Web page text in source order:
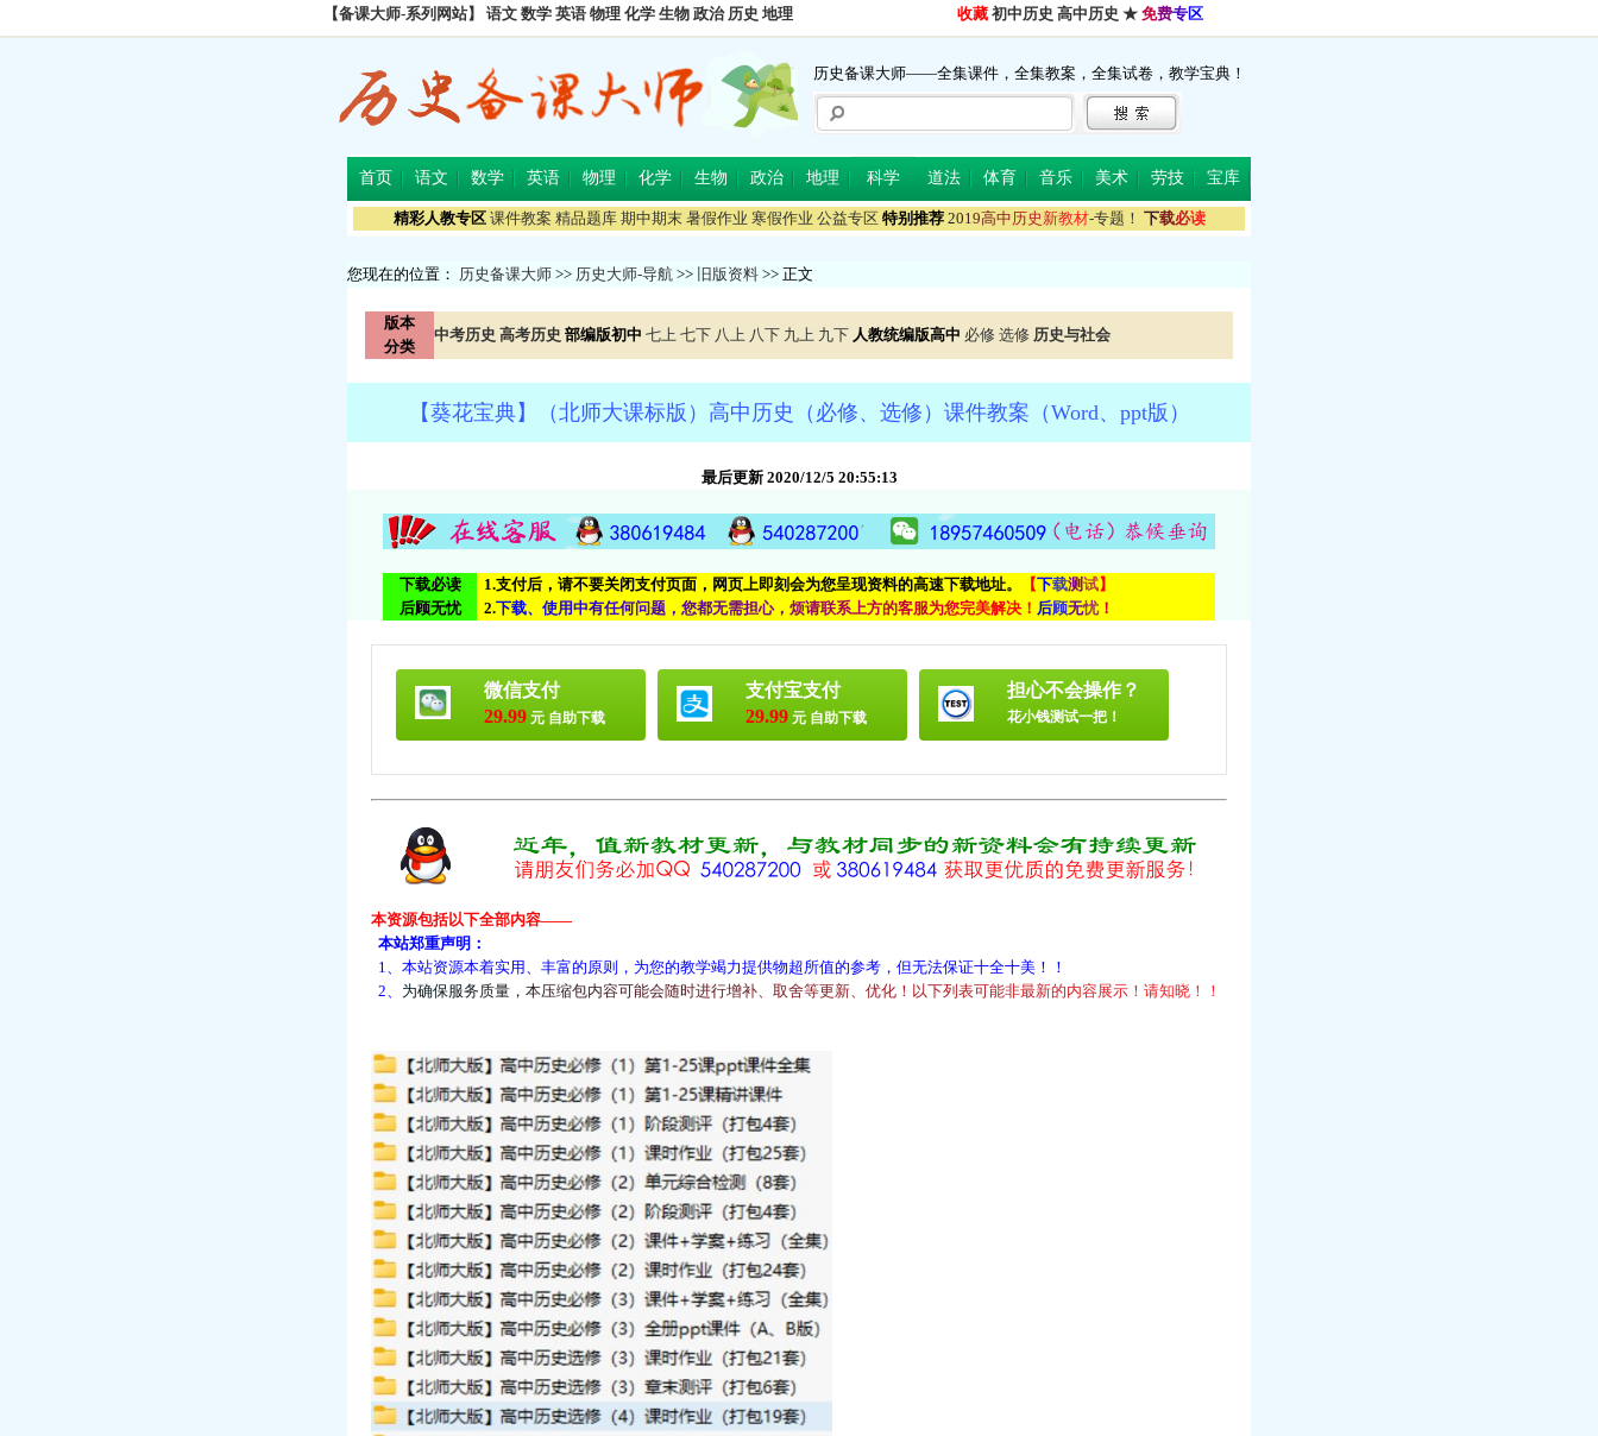
【备课大师-系列网站】 语文 数学 英语 物理 化学 生物 政治 历史 地理 收藏 初中历史 高中历史 ★ 免费专区
历史备课大师——全集课件，全集教案，全集试卷，教学宝典！
首页 语文 数学 英语 物理 化学 生物 政治 地理 科学 道法 体育 音乐 美术 劳技 宝库
精彩人教专区 课件教案 精品题库 期中期末 暑假作业 寒假作业 公益专区 特别推荐 2019高中历史 新教材-专题！ 下载必读
您现在的位置： 历史备课大师 >> 历史大师-导航 >> 旧版资料 >> 正文
版本
分类
中考历史 高考历史 部编版初中 七上 七下 八上 八下 九上 九下 人教统编版高中 必修 选修 历史与社会
【葵花宝典】（北师大课标版）高中历史（必修、选修）课件教案（Word、ppt版）
最后更新 2020/12/5 20:55:13
下载必读
后顾无忧
1.支付后，请不要关闭支付页面，网页上即刻会为您呈现资料的高速下载地址。 【下载测试】
2.下载、 使用中有任何问题 ， 您都无需担心， 烦请联系上方的客服为您完美解决 ！ 后顾无忧！
微信支付
29.99 元 自助下载
支付宝支付
29.99 元 自助下载
担心不会操作？
花小钱测试一把！
本资源包括以下全部内容——
本站郑重声明：
1、本站资源本着实用、丰富的原则，为您的教学竭力提供物超所值的参考，但无法保证十全十美！！
2、 为确保服务质量 ， 本压缩包内容可能会随时进行增补、 取舍等更新、 优化 ！ 以下列 表可能非最新的内容展示 ！ 请知晓 ！ ！